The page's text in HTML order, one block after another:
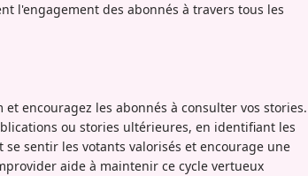
l'engagement des abonnés à travers tous les
encouragez les abonnés à consulter vos stories.
ou stories ultérieures, en identifiant les
sentir les votants valorisés et encourage une
aide à maintenir ce cycle vertueux